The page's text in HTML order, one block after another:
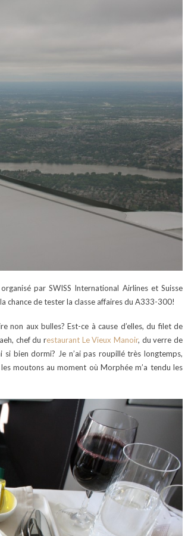
par SWISS International Airlines et Suisse
chance de tester la classe affaires du A333-300!
non aux bulles? Est-ce à cause d’elles, du filet de
chef du restaurant Le Vieux Manoir, du verre de
bien dormi? Je n’ai pas roupillé très longtemps,
moutons au moment où Morphée m’a tendu les